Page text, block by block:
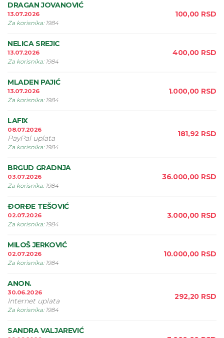
DRAGAN JOVANOVIĆ
13.07.2026
Za korisnika: 1984
100,00 RSD
NELICA SREJIC
13.07.2026
Za korisnika: 1984
400,00 RSD
MLADEN PAJIĆ
13.07.2026
Za korisnika: 1984
1.000,00 RSD
LAFIX
08.07.2026
PayPal uplata
Za korisnika: 1984
181,92 RSD
BRGUD GRADNJA
03.07.2026
Za korisnika: 1984
36.000,00 RSD
ÐORÐE TEŠOVIĆ
02.07.2026
Za korisnika: 1984
3.000,00 RSD
MILOŠ JERKOVIĆ
02.07.2026
Za korisnika: 1984
10.000,00 RSD
ANON.
30.06.2026
Internet uplata
Za korisnika: 1984
292,20 RSD
SANDRA VALJAREVIĆ